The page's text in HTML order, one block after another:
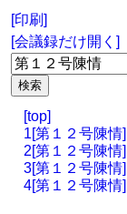
[印刷]
[会議録だけ開く]
[top]
1[第１２号陳情]
2[第１２号陳情]
3[第１２号陳情]
4[第１２号陳情]